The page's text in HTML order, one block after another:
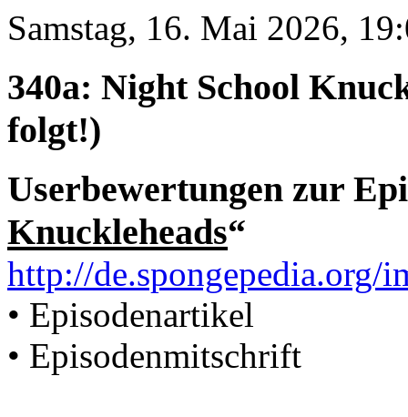
Samstag, 16. Mai 2026,
340a: Night School
folgt!)
Userbewertungen zur
Knuckleheads“
http://de.spongepedia.org/
• Episodenartikel
• Episodenmitschrift